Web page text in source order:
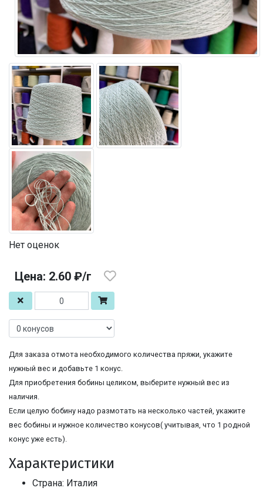
Нет оценок
Цена: 2.60 ₽/г
Для заказа отмота необходимого количества пряжи, укажите
нужный вес и добавьте 1 конус.
Для приобретения бобины целиком, выберите нужный вес из
наличия.
Если целую бобину надо размотать на несколько частей, укажите
вес бобины и нужное количество конусов( учитывая, что 1 родной
конус уже есть).
Характеристики
Страна: Италия